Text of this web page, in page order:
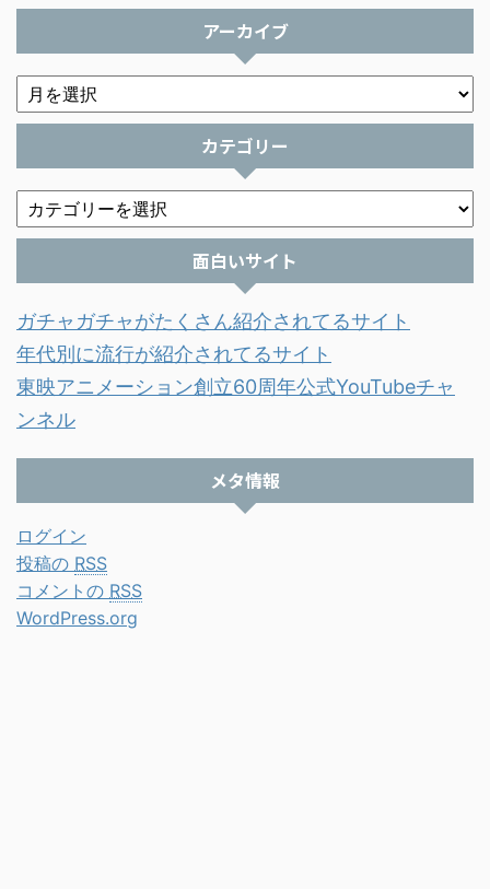
アーカイブ
カテゴリー
面白いサイト
ガチャガチャがたくさん紹介されてるサイト
年代別に流行が紹介されてるサイト
東映アニメーション創立60周年公式YouTubeチャ
ンネル
メタ情報
ログイン
投稿の RSS
コメントの RSS
WordPress.org